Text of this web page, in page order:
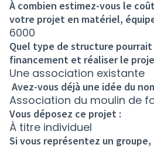
À combien estimez-vous le
votre projet en matériel,
6000
Quel type de structure
financement et réaliser le
Une association existante
Avez-vous déjà une idée du
Association du moulin de
Vous déposez ce projet :
À titre individuel
Si vous représentez un